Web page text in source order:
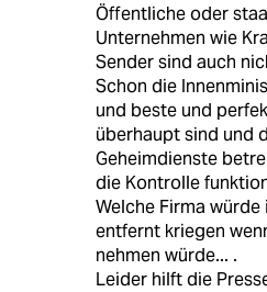
Öffentliche oder
Unternehmen wie
Sender sind auch
Schon die
und beste und
überhaupt sind und
Geheimdienste
die Kontrolle
Welche Firma würde
entfernt kriegen
nehmen würde... .
Leider hilft die